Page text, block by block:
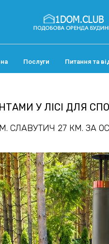
Послуги Питання та
У ЛІСІ ДЛЯ
М. СЛАВУТИЧ 27 КМ. ЗА